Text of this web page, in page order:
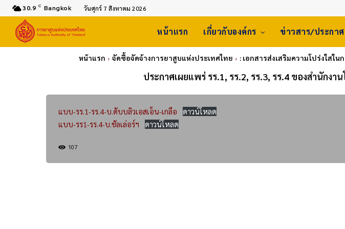
30.9 C Bangkok วันศุกร์ 7 สิงหาคม 2026
หน้าแรก เกี่ยวกับองค์กร ข่าวสาร/ประกาศ
หน้าแรก จัดซื้อจัดจ้างการยาสูบแห่งประเทศไทย : เอกสารส่งเสริมความโปร่งใสใน
ประกาศเผยแพร่ รร.1, รร.2, รร.3, รร.4 ของสำนักงาน
แบบ-รร.1-รร.4-บ.ดับบลิวเอสเอ็น-เกลือ
ดาวน์โหลด
แบบ-รร1-รร.4-บ.ชัลเล่อร์ฯ
ดาวน์โหลด
107